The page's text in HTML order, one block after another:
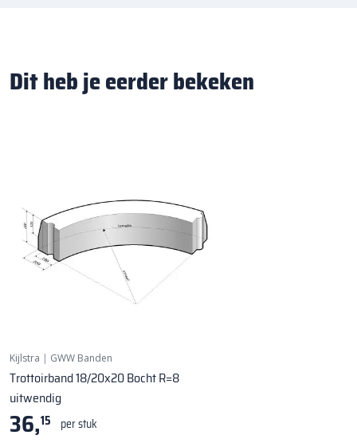
Dit heb je eerder bekeken
Kijlstra | GWW Banden
Trottoirband 18/20x20 Bocht R=8
uitwendig
36,15 per stuk